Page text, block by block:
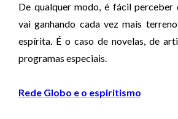
De qualquer modo, é fácil perceber
vai ganhando cada vez mais
espírita. É o caso de novelas, de
programas especiais.
Rede Globo e o espiritismo